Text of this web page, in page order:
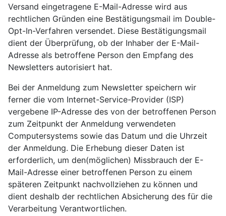
Versand eingetragene E-Mail-Adresse wird aus
rechtlichen Gründen eine Bestätigungsmail im Double-
Opt-In-Verfahren versendet. Diese Bestätigungsmail
dient der Überprüfung, ob der Inhaber der E-Mail-
Adresse als betroffene Person den Empfang des
Newsletters autorisiert hat.
Bei der Anmeldung zum Newsletter speichern wir
ferner die vom Internet-Service-Provider (ISP)
vergebene IP-Adresse des von der betroffenen Person
zum Zeitpunkt der Anmeldung verwendeten
Computersystems sowie das Datum und die Uhrzeit
der Anmeldung. Die Erhebung dieser Daten ist
erforderlich, um den(möglichen) Missbrauch der E-
Mail-Adresse einer betroffenen Person zu einem
späteren Zeitpunkt nachvollziehen zu können und
dient deshalb der rechtlichen Absicherung des für die
Verarbeitung Verantwortlichen.